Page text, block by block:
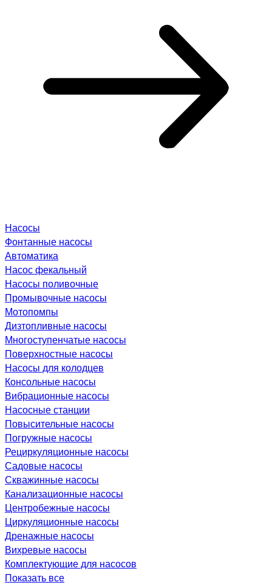
Насосы
Фонтанные насосы
Автоматика
Насос фекальный
Насосы поливочные
Промывочные насосы
Мотопомпы
Дизтопливные насосы
Многоступенчатые насосы
Поверхностные насосы
Насосы для колодцев
Консольные насосы
Вибрационные насосы
Насосные станции
Повысительные насосы
Погружные насосы
Рециркуляционные насосы
Садовые насосы
Скважинные насосы
Канализационные насосы
Центробежные насосы
Циркуляционные насосы
Дренажные насосы
Вихревые насосы
Комплектующие для насосов
Показать все